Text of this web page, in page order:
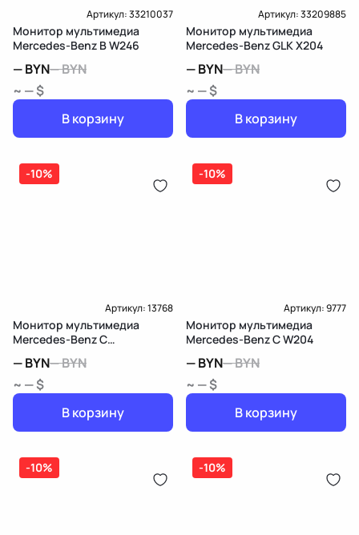
Артикул:33210037
Монитор мультимедиа
Mercedes-Benz B W246
—BYN—BYN
~ — $
В корзину
Артикул:33209885
Монитор мультимедиа
Mercedes-Benz GLK X204
—BYN—BYN
~ — $
В корзину
-10%
Артикул:13768
Монитор мультимедиа
Mercedes-Benz C
—BYN—BYN
~ — $
В корзину
-10%
Артикул:9777
Монитор мультимедиа
Mercedes-Benz C W204
—BYN—BYN
~ — $
В корзину
-10% -10%